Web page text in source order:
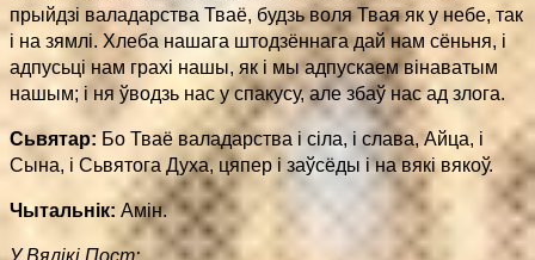
прыйдзі валадарства Тваё, будзь воля Твая як у небе, так
і на зямлі. Хлеба нашага штодзённага дай нам сёньня, і
адпусьці нам грахі нашы, як і мы адпускаем вінаватым
нашым; і ня ўводзь нас у спакусу, але збаў нас ад злога.
Сьвятар: Бо Тваё валадарства і сіла, і слава, Айца, і
Сына, і Сьвятога Духа, цяпер і заўсёды і на вякі вякоў.
Чытальнік: Амін.
У Вялікі Пост: